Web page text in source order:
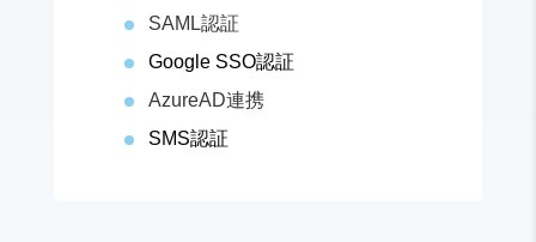
SAML認証
Google SSO認証
AzureAD連携
SMS認証